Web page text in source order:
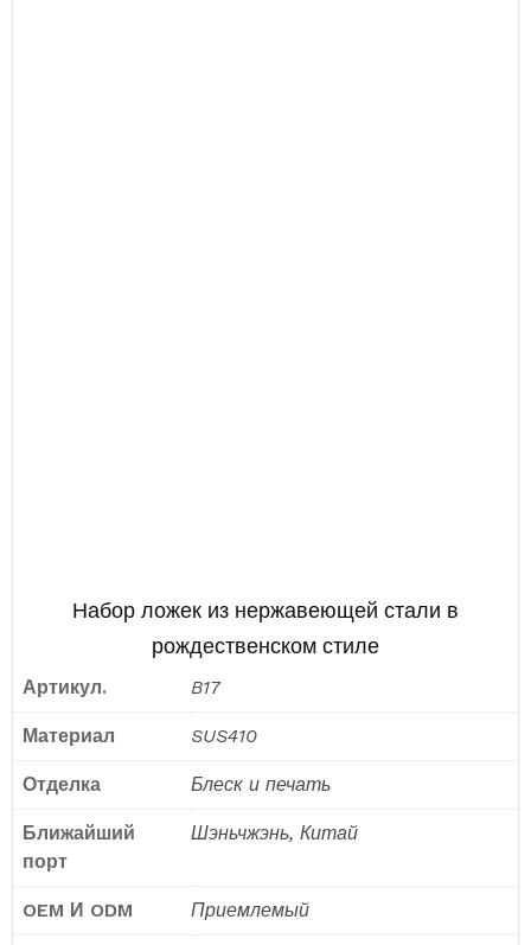
Набор ложек из нержавеющей стали в
рождественском стиле
Артикул. B17
Материал SUS410
Отделка Блеск и печать
Ближайший
порт
Шэньчжэнь, Китай
OEM И ODM Приемлемый